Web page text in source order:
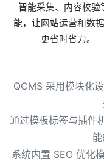
智能采集、内容校验
能，让网站运营和数
更省时省力。
QCMS 采用模块化
通过模板标签与插件
系统内置 SEO 优化